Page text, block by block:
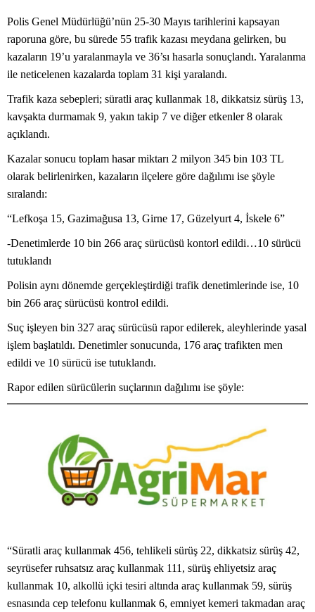
Polis Genel Müdürlüğü’nün 25-30 Mayıs tarihlerini kapsayan
raporuna göre, bu sürede 55 trafik kazası meydana gelirken, bu
kazaların 19’u yaralanmayla ve 36’sı hasarla sonuçlandı. Yaralanma
ile neticelenen kazalarda toplam 31 kişi yaralandı.
Trafik kaza sebepleri; süratli araç kullanmak 18, dikkatsiz sürüş 13,
kavşakta durmamak 9, yakın takip 7 ve diğer etkenler 8 olarak
açıklandı.
Kazalar sonucu toplam hasar miktarı 2 milyon 345 bin 103 TL
olarak belirlenirken, kazaların ilçelere göre dağılımı ise şöyle
sıralandı:
“Lefkoşa 15, Gazimağusa 13, Girne 17, Güzelyurt 4, İskele 6”
-Denetimlerde 10 bin 266 araç sürücüsü kontorl edildi…10 sürücü
tutuklandı
Polisin aynı dönemde gerçekleştirdiği trafik denetimlerinde ise, 10
bin 266 araç sürücüsü kontrol edildi.
Suç işleyen bin 327 araç sürücüsü rapor edilerek, aleyhlerinde yasal
işlem başlatıldı. Denetimler sonucunda, 176 araç trafikten men
edildi ve 10 sürücü ise tutuklandı.
Rapor edilen sürücülerin suçlarının dağılımı ise şöyle:
“Süratli araç kullanmak 456, tehlikeli sürüş 22, dikkatsiz sürüş 42,
seyrüsefer ruhsatsız araç kullanmak 111, sürüş ehliyetsiz araç
kullanmak 10, alkollü içki tesiri altında araç kullanmak 59, sürüş
esnasında cep telefonu kullanmak 6, emniyet kemeri takmadan araç